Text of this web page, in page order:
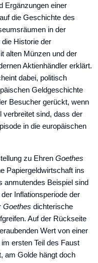
Ergänzungen einer
die Geschichte des
in der
Historie der
­alten Münzen und der
­Aktienhändler erklärt.
dabei, politisch
Geldgeschichte
Besucher gerückt, wenn
verbreitet sind, dass der
in die europäischen
zu Ehren Goethes
Papiergeldwirtschaft ins
anmutendes Beispiel sind
Inflationsperiode der
Goethes dichterische
Auf der ­Rückseite
Wert von einer
ersten Teil des Faust
am Golde hängt doch